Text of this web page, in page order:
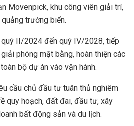
Movenpick, khu công viên giải trí,
trường biển.
II/2024 đến quý IV/2028, tiếp
phóng mặt bằng, hoàn thiện các
bộ dự án vào vận hành.
cầu chủ đầu tư tuân thủ nghiêm
quy hoạch, đất đai, đầu tư, xây
bất động sản và du lịch.